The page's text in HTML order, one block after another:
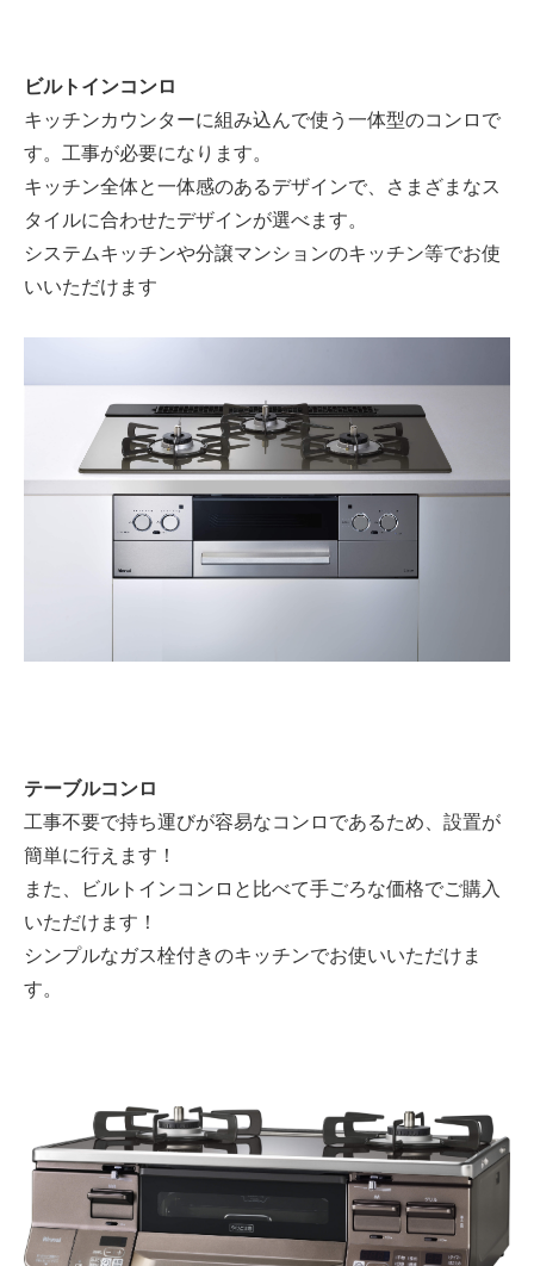
ビルトインコンロ
キッチンカウンターに組み込んで使う一体型のコンロで
す。工事が必要になります。
キッチン全体と一体感のあるデザインで、さまざまなス
タイルに合わせたデザインが選べます。
システムキッチンや分譲マンションのキッチン等でお使
いいただけます
テーブルコンロ
工事不要で持ち運びが容易なコンロであるため、設置が
簡単に行えます！
また、ビルトインコンロと比べて手ごろな価格でご購入
いただけます！
シンプルなガス栓付きのキッチンでお使いいただけま
す。